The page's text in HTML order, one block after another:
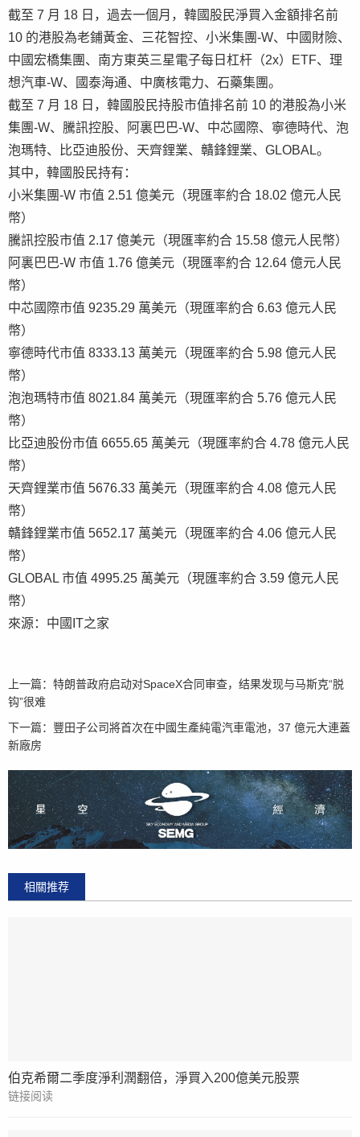
截至 7 月 18 日，過去一個月，韓國股民淨買入金額排名前
10 的港股為老鋪黃金、三花智控、小米集團-W、中國財險、
中國宏橋集團、南方東英三星電子每日杠杆（2x）ETF、理
想汽車-W、國泰海通、中廣核電力、石藥集團。
截至 7 月 18 日，韓國股民持股市值排名前 10 的港股為小米
集團-W、騰訊控股、阿裏巴巴-W、中芯國際、寧德時代、泡
泡瑪特、比亞迪股份、天齊鋰業、贛鋒鋰業、GLOBAL。
其中，韓國股民持有：
小米集團-W 市值 2.51 億美元（現匯率約合 18.02 億元人民
幣）
騰訊控股市值 2.17 億美元（現匯率約合 15.58 億元人民幣）
阿裏巴巴-W 市值 1.76 億美元（現匯率約合 12.64 億元人民
幣）
中芯國際市值 9235.29 萬美元（現匯率約合 6.63 億元人民
幣）
寧德時代市值 8333.13 萬美元（現匯率約合 5.98 億元人民
幣）
泡泡瑪特市值 8021.84 萬美元（現匯率約合 5.76 億元人民
幣）
比亞迪股份市值 6655.65 萬美元（現匯率約合 4.78 億元人民
幣）
天齊鋰業市值 5676.33 萬美元（現匯率約合 4.08 億元人民
幣）
贛鋒鋰業市值 5652.17 萬美元（現匯率約合 4.06 億元人民
幣）
GLOBAL 市值 4995.25 萬美元（現匯率約合 3.59 億元人民
幣）
來源：中國IT之家
上一篇： 特朗普政府启动对SpaceX合同审查，结果发现与马斯克“脱
钩”很难
下一篇： 豐田子公司將首次在中國生產純電汽車電池，37 億元大連蓋
新廠房
相關推荐
伯克希爾二季度淨利潤翻倍，淨買入200億美元股票
链接阅读